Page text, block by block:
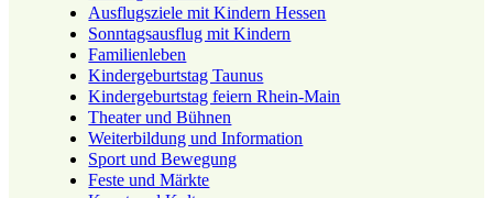
Ausflugsziele mit Kindern Hessen
Sonntagsausflug mit Kindern
Familienleben
Kindergeburtstag Taunus
Kindergeburtstag feiern Rhein-Main
Theater und Bühnen
Weiterbildung und Information
Sport und Bewegung
Feste und Märkte